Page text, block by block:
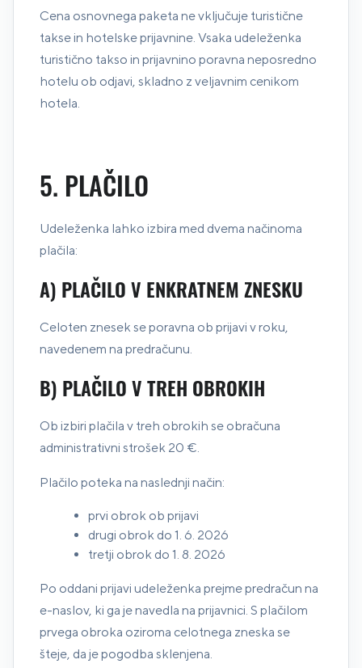
Cena osnovnega paketa ne vključuje turistične
takse in hotelske prijavnine. Vsaka udeleženka
turistično takso in prijavnino poravna neposredno
hotelu ob odjavi, skladno z veljavnim cenikom
hotela.
5. PLAČILO
Udeleženka lahko izbira med dvema načinoma
plačila:
A) PLAČILO V ENKRATNEM ZNESKU
Celoten znesek se poravna ob prijavi v roku,
navedenem na predračunu.
B) PLAČILO V TREH OBROKIH
Ob izbiri plačila v treh obrokih se obračuna
administrativni strošek 20 €.
Plačilo poteka na naslednji način:
prvi obrok ob prijavi
drugi obrok do 1. 6. 2026
tretji obrok do 1. 8. 2026
Po oddani prijavi udeleženka prejme predračun na
e-naslov, ki ga je navedla na prijavnici. S plačilom
prvega obroka oziroma celotnega zneska se
šteje, da je pogodba sklenjena.